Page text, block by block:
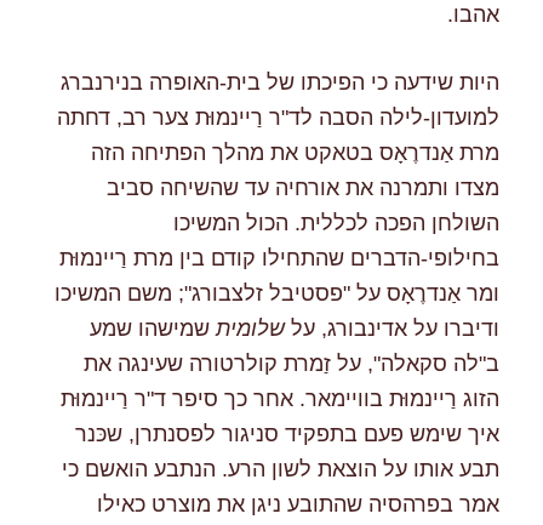
אהבו.
היות שידעה כי הפיכתו של בית-האופרה בנירנברג
למועדון-לילה הסבה לד"ר רַיינמוּּת צער רב, דחתה
מרת אַנדרֶאָס בטאקט את מהלך הפתיחה הזה
מצדו ותמרנה את אורחיה עד שהשיחה סביב
השולחן הפכה לכללית. הכול המשיכו
בחילופי-הדברים שהתחילו קודם בין מרת רַיינמוּּת
ומר אַנדרֶאָס על "פסטיבל זלצבורג"; משם המשיכו
ודיברו על אדינבורג, עלשלומית שמישהו שמע
ב"לה סקאלה", על זַמרת קולרטורה שעינגה את
הזוג רַיינמוּּת בוויימאר. אחר כך סיפר ד"ר רַיינמוּּת
איך שימש פעם בתפקיד סניגור לפסנתרן, שכּנר
תבע אותו על הוצאת לשון הרע. הנתבע הואשם כי
אמר בפרהסיה שהתובע ניגן את מוצרט כאילו